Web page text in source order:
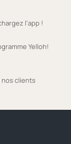
l'app !
Yelloh!
nos clients